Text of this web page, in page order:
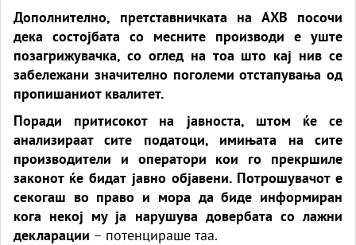
Дополнително, претставничката на АХВ посочи
дека состојбата со месните производи е уште
позагрижувачка, со оглед на тоа што кај нив се
забележани значително поголеми отстапувања од
пропишаниот квалитет.
Поради притисокот на јавноста, штом ќе се
анализираат сите податоци, имињата на сите
производители и оператори кои го прекршиле
законот ќе бидат јавно објавени. Потрошувачот е
секогаш во право и мора да биде информиран
кога некој му ја нарушува довербата со лажни
декларации – потенцираше таа.